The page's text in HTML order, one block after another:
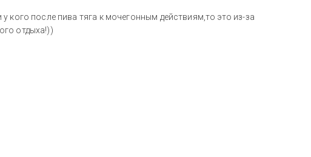
кого после пива тяга к мочегонным действиям,то это из-за
отдыха!))